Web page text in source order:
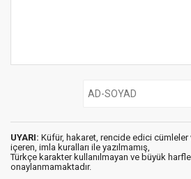
UYARI: Küfür, hakaret, rencide edici cümleler
içeren, imla kuralları ile yazılmamış,
Türkçe karakter kullanılmayan ve büyük
onaylanmamaktadır.